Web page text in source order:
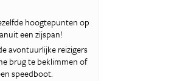
hoogtepunten op
een zijspan!
avontuurlijke reizigers
brug te beklimmen of
speedboot.